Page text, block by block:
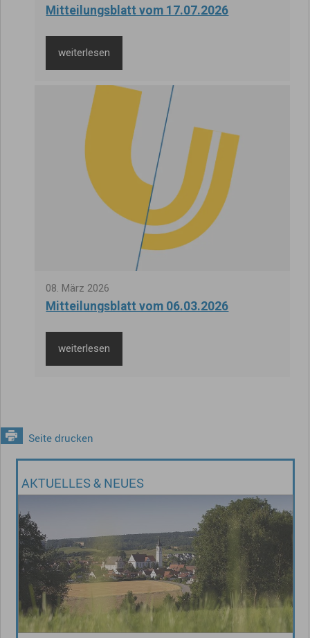
Mitteilungsblatt vom 17.07.2026
weiterlesen
08. März 2026
Mitteilungsblatt vom 06.03.2026
weiterlesen
Seite drucken
AKTUELLES & NEUES